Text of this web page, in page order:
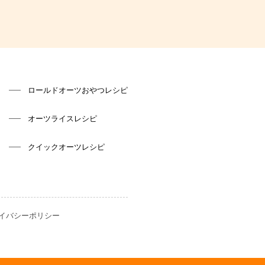
ロールドオーツおやつレシピ
オーツライスレシピ
クイックオーツレシピ
バシーポリシー